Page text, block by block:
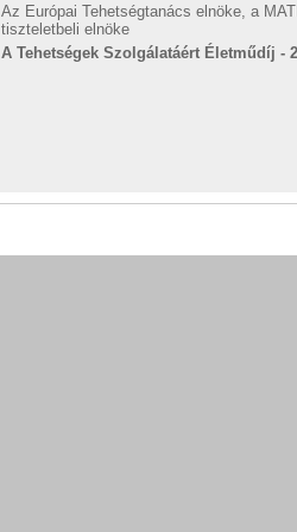
Az Európai Tehetségtanács elnöke, a
tiszteletbeli elnöke
A Tehetségek Szolgálatáért Életműdíj -